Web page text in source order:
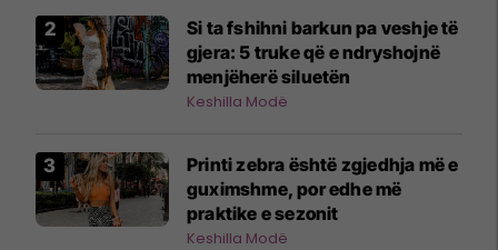
Si ta fshihni barkun pa veshje të
gjera: 5 truke që e ndryshojnë
menjëherë siluetën
Keshilla Modë
Printi zebra është zgjedhja më e
guximshme, por edhe më
praktike e sezonit
Keshilla Modë